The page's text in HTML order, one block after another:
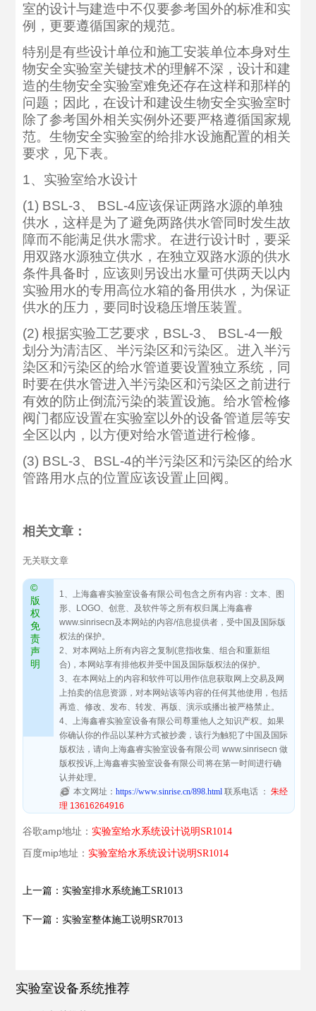
室的设计与建造中不仅要参考国外的标准和实
例，更要遵循国家的规范。
特别是有些设计单位和施工安装单位本身对生
物安全实验室关键技术的理解不深，设计和建
造的生物安全实验室难免还存在这样和那样的
问题；因此，在设计和建设生物安全实验室时
除了参考国外相关实例外还要严格遵循国家规
范。生物安全实验室的给排水设施配置的相关
要求，见下表。
1、实验室给水设计
(1) BSL-3、 BSL-4应该保证两路水源的单独
供水，这样是为了避免两路供水管同时发生故
障而不能满足供水需求。在进行设计时，要采
用双路水源独立供水，在独立双路水源的供水
条件具备时，应该则另设出水量可供两天以内
实验用水的专用高位水箱的备用供水，为保证
供水的压力，要同时设稳压增压装置。
(2) 根据实验工艺要求，BSL-3、 BSL-4一般
划分为清洁区、半污染区和污染区。进入半污
染区和污染区的给水管道要设置独立系统，同
时要在供水管进入半污染区和污染区之前进行
有效的防止倒流污染的装置设施。给水管检修
阀门都应设置在实验室以外的设备管道层等安
全区以内，以方便对给水管道进行检修。
(3) BSL-3、BSL-4的半污染区和污染区的给水
管路用水点的位置应该设置止回阀。
相关文章：
无关联文章
©
版
权
免
责
声
明
1、上海鑫睿实验室设备有限公司包含之所有内容：文本、图
形、LOGO、创意、及软件等之所有权归属上海鑫睿
www.sinrisecn及本网站的内容/信息提供者，受中国及国际版
权法的保护。
2、对本网站上所有内容之复制(意指收集、组合和重新组
合)，本网站享有排他权并受中国及国际版权法的保护。
3、在本网站上的内容和软件可以用作信息获取网上交易及网
上拍卖的信息资源，对本网站该等内容的任何其他使用，包括
再造、修改、发布、转发、再版、演示或播出被严格禁止。
4、上海鑫睿实验室设备有限公司尊重他人之知识产权。如果
你确认你的作品以某种方式被抄袭，该行为触犯了中国及国际
版权法，请向上海鑫睿实验室设备有限公司 www.sinrisecn 做
版权投诉,上海鑫睿实验室设备有限公司将在第一时间进行确
认并处理。
本文网址：https://www.sinrise.cn/898.html 联系电话 ：朱经
理 13616264916
谷歌amp地址：实验室给水系统设计说明SR1014
百度mip地址：实验室给水系统设计说明SR1014
上一篇：实验室排水系统施工SR1013
下一篇：实验室整体施工说明SR7013
实验室设备系统推荐